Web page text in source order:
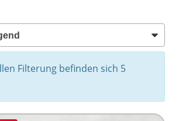
Filterung befinden sich 5